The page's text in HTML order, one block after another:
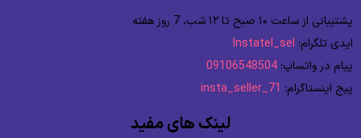
پشتیبانی از ساعت ۱۰ صبح تا ۱۲ شب، 7 روز هفته
ایدی تلگرام: Instatel_sel
پیام در واتساپ: 09106548504
پیج اینستاگرام: insta_seller_71
لینک های مفید